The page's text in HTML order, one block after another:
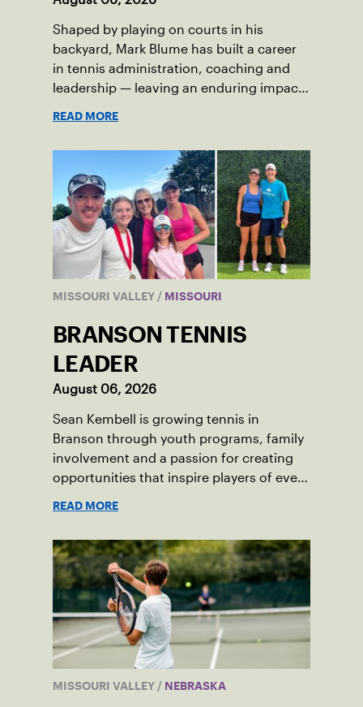
Shaped by playing on courts in his
backyard, Mark Blume has built a career
in tennis administration, coaching and
leadership — leaving an enduring impact
READ MORE
MISSOURI VALLEY / MISSOURI
BRANSON TENNIS
LEADER
August 06, 2026
Sean Kembell is growing tennis in
Branson through youth programs, family
involvement and a passion for creating
opportunities that inspire players of every
READ MORE
MISSOURI VALLEY / NEBRASKA